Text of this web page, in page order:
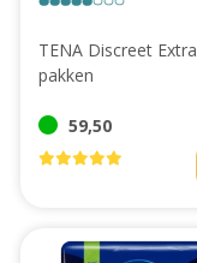
TENA Discreet Extra - 10
pakken
59,50